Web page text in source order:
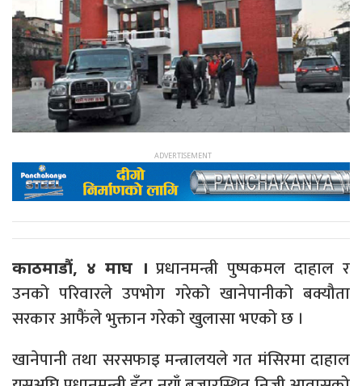
काठमाडौं, ४ माघ । प्रधानमन्त्री पुष्पकमल दाहाल र
उनको परिवारले उपभोग गरेको खानेपानीको बक्यौता
सरकार आफैंले भुक्तान गरेको खुलासा भएको छ ।
खानेपानी तथा सरसफाइ मन्त्रालयले गत मंसिरमा दाहाल